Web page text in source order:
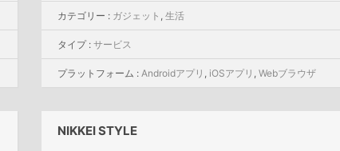
カテゴリー : ガジェット , 生活
タイプ : サービス
プラットフォーム : Androidアプリ , iOSアプリ , Webブラウザ
NIKKEI STYLE